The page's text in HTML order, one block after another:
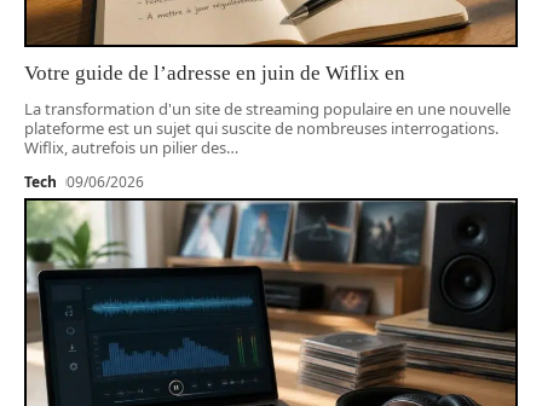
Votre guide de l’adresse en juin de Wiflix en
La transformation d'un site de streaming populaire en une nouvelle
plateforme est un sujet qui suscite de nombreuses interrogations.
Wiflix, autrefois un pilier des…
Tech 09/06/2026